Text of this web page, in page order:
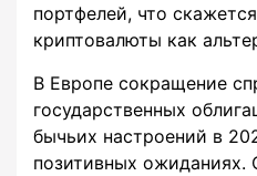
портфелей, что
криптовалюты как
В Европе сокращение
государственных
бычьих настроений в
позитивных ожиданиях.